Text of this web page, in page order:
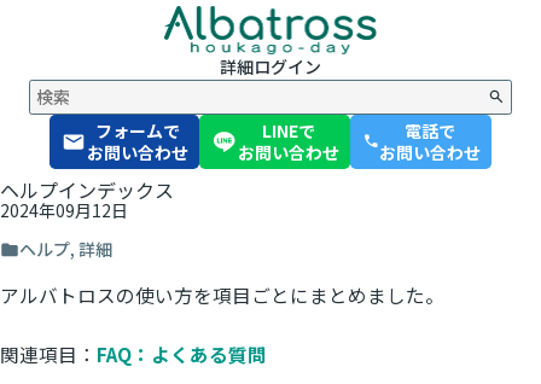
詳細ログイン
フォームで
お問い合わせ
LINEで
お問い合わせ
phone
電話で
お問い合わせ
ヘルプインデックス
2024年09月12日
ヘルプ, 詳細
アルバトロスの使い方を項目ごとにまとめました。
関連項目： FAQ：よくある質問